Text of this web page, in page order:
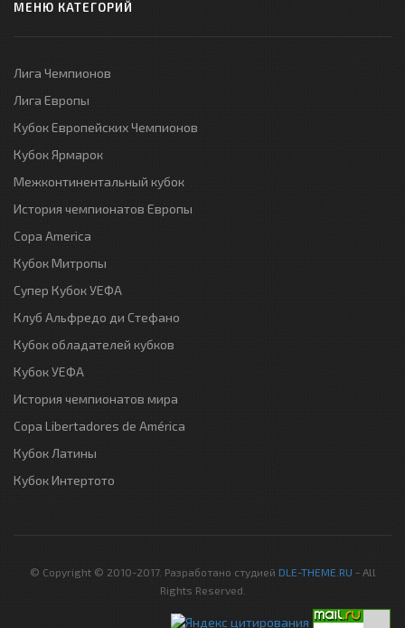
МЕНЮ КАТЕГОРИЙ
Лига Чемпионов
Лига Европы
Кубок Европейских Чемпионов
Кубок Ярмарок
Межконтинентальный кубок
История чемпионатов Европы
Copa America
Кубок Митропы
Супер Кубок УЕФА
Клуб Альфредо ди Стефано
Кубок обладателей кубков
Кубок УЕФА
История чемпионатов мира
Copa Libertadores de América
Кубок Латины
Кубок Интертото
© Copyright © 2010-2017. Разработано студией DLE-THEME.RU - All
Rights Reserved.